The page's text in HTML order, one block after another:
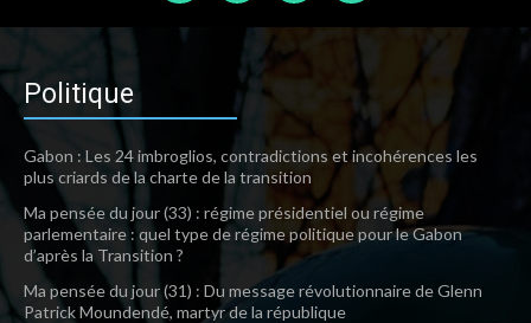
Politique
Gabon : Les 24 imbroglios, contradictions et incohérences les
plus criards de la charte de la transition
Ma pensée du jour (33) : régime présidentiel ou régime
parlementaire : quel type de régime politique pour le Gabon
d’après la Transition ?
Ma pensée du jour (31) : Du message révolutionnaire de Glenn
Patrick Moundendé, martyr de la république